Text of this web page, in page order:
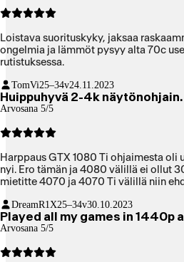
Loistava suorituskyky, jaksaa
ongelmia ja lämmöt pysyy alta 70c
rutistuksessa.
TomVi25–34v24.11.2023
Huippuhyvä 2-4k näytönohjain.
Arvosana 5/5
Harppaus GTX 1080 Ti ohjaimesta oli
nyi. Ero tämän ja 4080 välillä ei ollut
mietitte 4070 ja 4070 Ti välillä niin
DreamR1X25–34v30.10.2023
Played all my games in 1440p
Arvosana 5/5